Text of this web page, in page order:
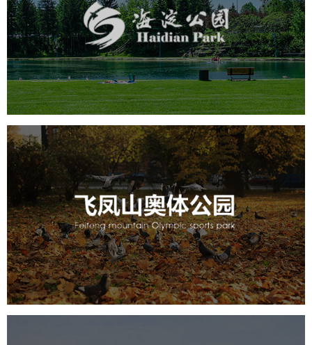
旅游休闲 公园 AI人工智能 智慧公园
智能步道
智能大数据平台
AR太极 智能语音亭
飞凤山奥体公园
旅游休闲 公园 AI人工智能
智慧公园
智慧体育公园
智能步道 智能大数据平台
AR太极
智能体测